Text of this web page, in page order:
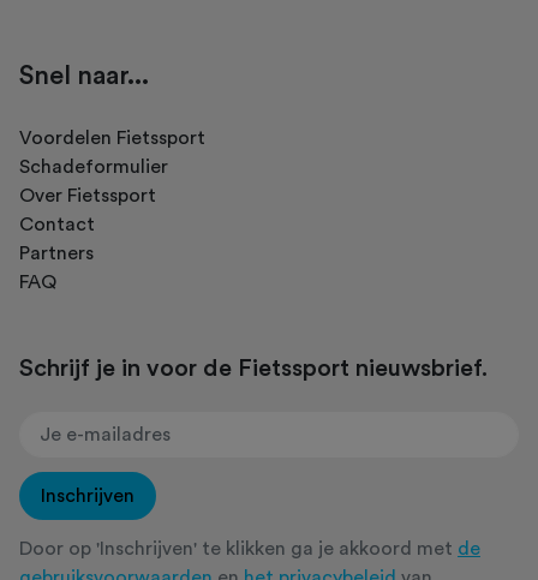
Snel naar...
Voordelen Fietssport
Schadeformulier
Over Fietssport
Contact
Partners
FAQ
Schrijf je in voor de Fietssport nieuwsbrief.
Inschrijven
Door op 'Inschrijven' te klikken ga je akkoord met de